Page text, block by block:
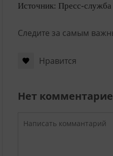
Источник: Пресс-
Следите за самым
Нравится
Нет